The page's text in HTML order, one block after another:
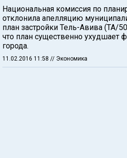
Национальная комиссия по
отклонила апелляцию
план застройки Тель-Авива (ТА/
что план существенно ухудшает
города.
11.02.2016 11:58 // Экономика